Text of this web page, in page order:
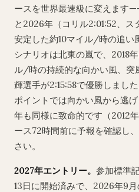
ースを世界最速級に変えます
と2026年（コリル2:01:52、ス
安定した約10マイル/時の追い
シナリオは北東の嵐で、2018
ル/時の持続的な向かい風、
輝選手が2:15:58で優勝しまし
ポイントでは向かい風から逃
年も同様に致命的です（2012
ース72時間前に予報を確認し
さい。
2027年エントリー。 参加標準
13日に開始済みで、2026年9